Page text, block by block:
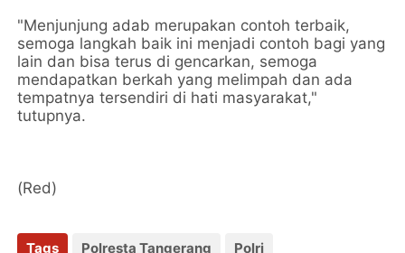
"Menjunjung adab merupakan contoh terbaik,
semoga langkah baik ini menjadi contoh bagi yang
lain dan bisa terus di gencarkan, semoga
mendapatkan berkah yang melimpah dan ada
tempatnya tersendiri di hati masyarakat,"
tutupnya.
(Red)
Tags Polresta Tangerang Polri